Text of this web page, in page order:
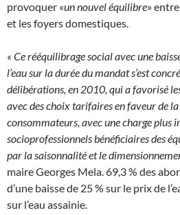
provoquer «un nouvel équilibre»
et les foyers domestiques.
« Ce rééquilibrage social avec une
l’eau sur la durée du mandat s’est
délibérations, en 2010, qui a favorisé
avec des choix tarifaires en faveur de
consommateurs, avec une charge plus
socioprofessionnels bénéficiaires des
par la saisonnalité et le
maire Georges Mela. 69,3 % des
d’une baisse de 25 % sur le prix de
sur l’eau assainie.